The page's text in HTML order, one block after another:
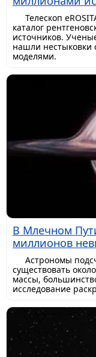
Телескоп
каталог
источников.
нашли нестыковки
моделями.
В Млечном
миллионов
Астрономы
существовать
массы,
исследование